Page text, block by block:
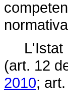
L'Istat
(art. 12
2010;